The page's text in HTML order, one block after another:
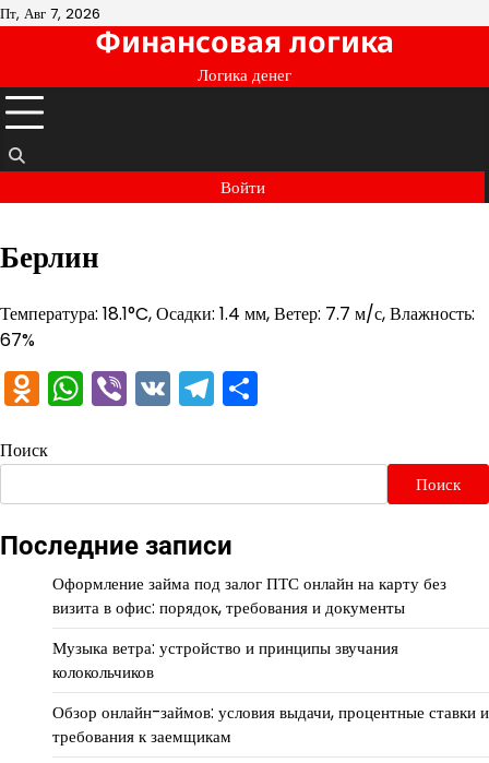
Перейти
Пт, Авг 7, 2026
Финансовая логика
Логика денег
Войти
Берлин
Температура: 18.1°C, Осадки: 1.4 мм, Ветер: 7.7 м/с, Влажность:
67%
Odnoklassniki
WhatsApp
Viber
VKTelegram
Поиск
Поиск
Последние записи
Оформление займа под залог ПТС онлайн на карту без
визита в офис: порядок, требования и документы
Музыка ветра: устройство и принципы звучания
колокольчиков
Обзор онлайн-займов: условия выдачи, процентные ставки и
требования к заемщикам